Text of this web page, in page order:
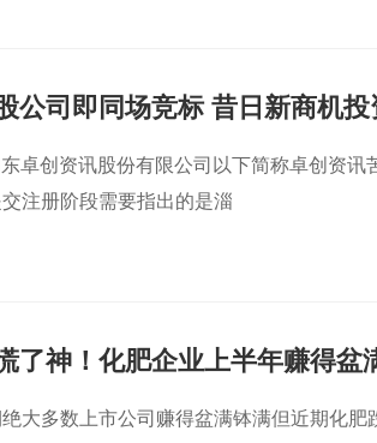
公司即同场竞标 昔日新商机投
卓创资讯股份有限公司以下简称卓创资讯
注册阶段需要指出的是淄
了神！化肥企业上半年赚得盆
大多数上市公司赚得盆满钵满但近期化肥